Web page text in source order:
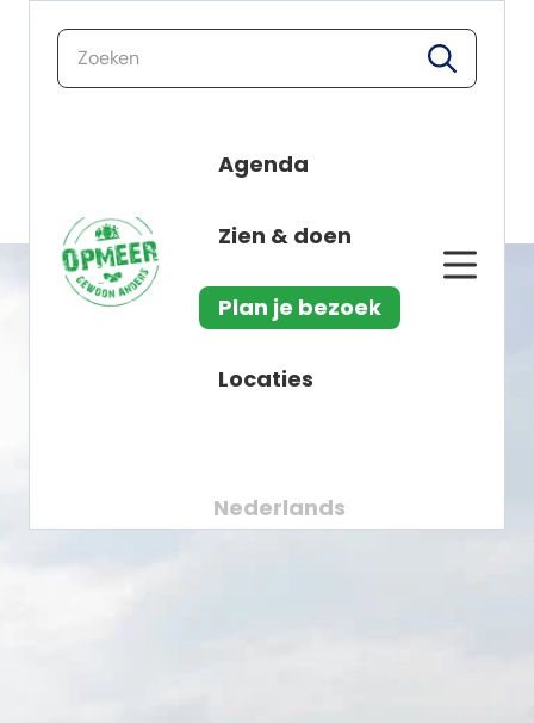
Agenda
Zien & doen
Plan je bezoek
Locaties
zoeken
zoeken
Nederlands
Plan je bezoek